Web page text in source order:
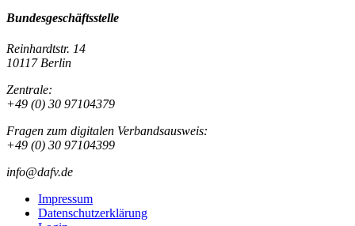
Bundesgeschäftsstelle
Reinhardtstr. 14
10117 Berlin
Zentrale:
+49 (0) 30 97104379
Fragen zum digitalen Verbandsausweis:
+49 (0) 30 97104399
info@dafv.de
Impressum
Datenschutzerklärung